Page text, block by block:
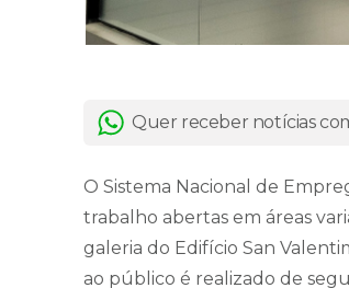
Quer receber notícias
O Sistema Nacional de
trabalho abertas em áreas
galeria do Edifício San
ao público é realizado de